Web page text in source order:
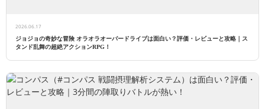
2026.06.17
ジョジョの奇妙な冒険 オラオラオーバードライブは面白い？評価・レビューと攻略｜ス
タンド乱舞の超絶アクションRPG！